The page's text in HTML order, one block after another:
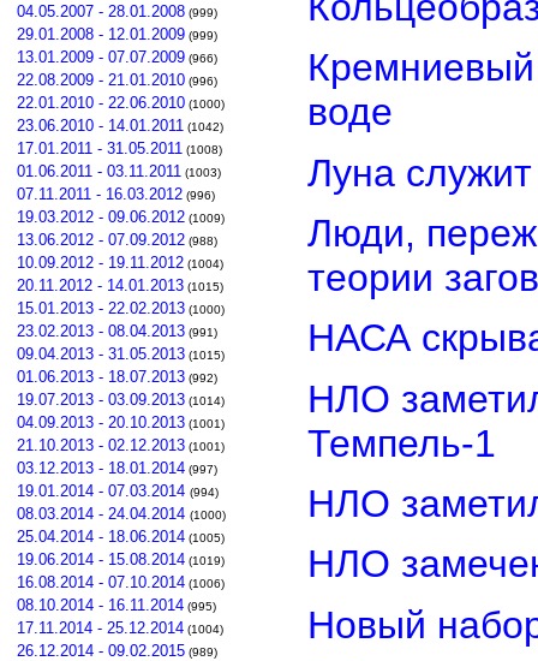
04.05.2007 - 28.01.2008 (999)
29.01.2008 - 12.01.2009 (999)
13.01.2009 - 07.07.2009 (966)
22.08.2009 - 21.01.2010 (996)
22.01.2010 - 22.06.2010 (1000)
23.06.2010 - 14.01.2011 (1042)
17.01.2011 - 31.05.2011 (1008)
01.06.2011 - 03.11.2011 (1003)
07.11.2011 - 16.03.2012 (996)
19.03.2012 - 09.06.2012 (1009)
13.06.2012 - 07.09.2012 (988)
10.09.2012 - 19.11.2012 (1004)
20.11.2012 - 14.01.2013 (1015)
15.01.2013 - 22.02.2013 (1000)
23.02.2013 - 08.04.2013 (991)
09.04.2013 - 31.05.2013 (1015)
01.06.2013 - 18.07.2013 (992)
19.07.2013 - 03.09.2013 (1014)
04.09.2013 - 20.10.2013 (1001)
21.10.2013 - 02.12.2013 (1001)
03.12.2013 - 18.01.2014 (997)
19.01.2014 - 07.03.2014 (994)
08.03.2014 - 24.04.2014 (1000)
25.04.2014 - 18.06.2014 (1005)
19.06.2014 - 15.08.2014 (1019)
16.08.2014 - 07.10.2014 (1006)
08.10.2014 - 16.11.2014 (995)
17.11.2014 - 25.12.2014 (1004)
26.12.2014 - 09.02.2015 (989)
воде
Луна
Люди,
теории
НАСА
НЛО
Темпель-1
НЛО
НЛО
Новый